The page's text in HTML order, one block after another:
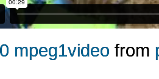
mpeg1video from